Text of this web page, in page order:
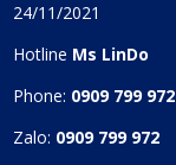
24/11/2021
Hotline Ms LinDo
Phone: 0909 799 972
Zalo: 0909 799 972